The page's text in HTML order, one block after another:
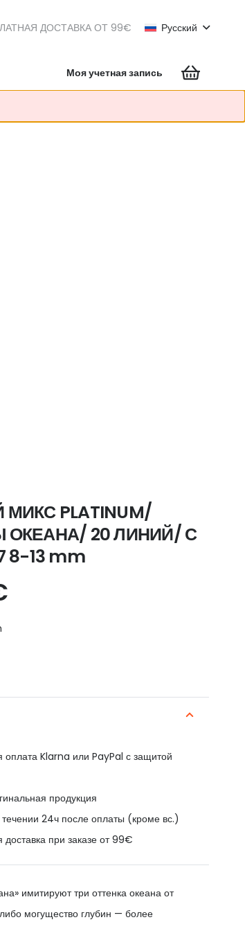
ДОСТАВКА ОТ 99€ Русский
Моя учетная запись
PLATINUM/
ОКЕАНА/ 20 ЛИНИЙ/ С
8-13 mm
оплата Klarna или PayPal с защитой
продукция
24ч после оплаты (кроме вс.)
при заказе от 99€
имитируют три оттенка океана от
могущество глубин — более